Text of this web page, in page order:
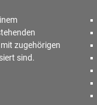
zugehörigen
sind.